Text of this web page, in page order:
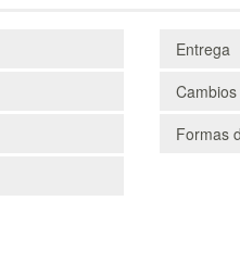
Entrega
Formas